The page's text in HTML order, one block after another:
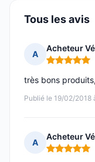
Tous les avis
A
Acheteur
Note : 5 sur
Publié le 19/02/2018
très bons
A
Acheteur
Note : 5 sur